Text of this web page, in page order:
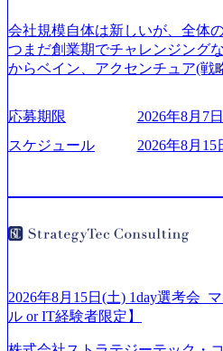
会社規模自体は新しいが、全体
つまだ創業期でチャレンジング
からベイン、アクセンチュア(戦
が続々ジョインするピュアな戦
事業会社機能へ携われる可能性
生、メディアなど リモート比率
業、通信業界に強みがあり、ヘ
く予定 インセンティブ支給とい
始～ 2026年8月7日(金) 16:00 ※
ご応募いただいてもご対応でき
だいたご応募者様については、
ご案内とさせていただきます ●
応募期限
2026年8月7
スケジュール
2026年8月15
2026年8月15日(土) 1day選考会_
ル or IT経験者限定】